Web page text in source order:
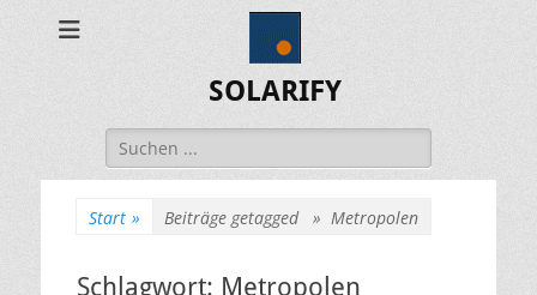
SOLARIFY
Suchen
nach:
Start » Beiträge getagged » Metropolen
Schlagwort: Metropolen